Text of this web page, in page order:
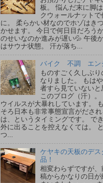
板。 悩んだ末に脚
クウォールナットで
に。 柔らかい材なのでホゾはき
かせます。 今日で何日目だろう
のせいなのか進みが遅い💦 午後
はサウナ状態。 汗が落ち...
バイク 不調 エン
ものすごく久しぶり
なりました。 もは
者すら見ていないと
このブログ（汗）。
ウイルスが大暴れしています。
そろ日本も非常事態宣言がださ
は、というタイミングです。 で
外に出ることを控えなくては。
つ...
ケヤキの天板のデ
品！
相変わらずですが、
稿からかなりの日が